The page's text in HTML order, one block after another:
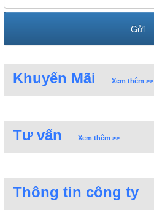
Khuyến Mãi Xem thêm >>
Tư vấn Xem thêm >>
Thông tin công ty